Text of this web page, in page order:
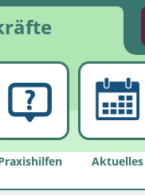
Aktuelles